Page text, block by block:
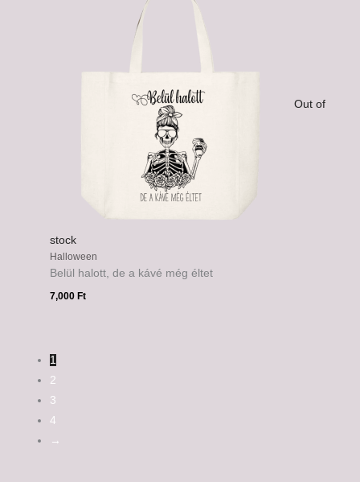
Out of
stock
Halloween
Belül halott, de a kávé még éltet
7,000 Ft
1
2
3
4
→